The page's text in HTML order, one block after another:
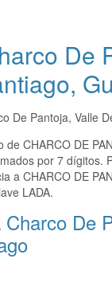
De
De Pantoja, Valle
CHARCO DE
por 7 dígitos.
a CHARCO DE
LADA.
De